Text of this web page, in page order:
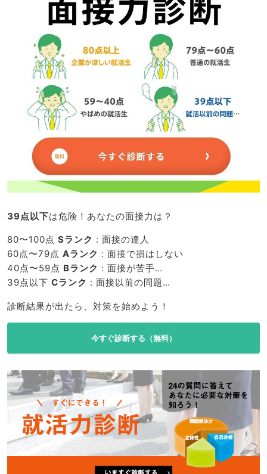
39点以下は危険！あなたの面接力は？
80〜100点 Sランク : 面接の達人
60点〜79点 Aランク : 面接で損はしない
40点〜59点 Bランク : 面接が苦手…
39点以下 Cランク : 面接以前の問題…
診断結果が出たら、対策を始めよう！
今すぐ診断する（無料）